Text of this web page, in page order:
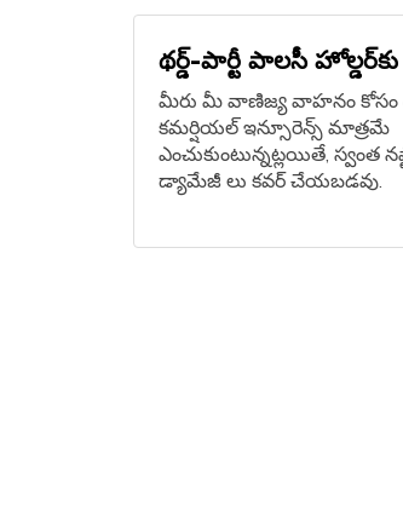
థర్డ్-పార్టీ పాలసీ
మీరు మీ వాణిజ్య వాహనం కోసం
కమర్షియల్ ఇన్సూరెన్స్ మాత్రమే
ఎంచుకుంటున్నట్లయితే, స్వంత
డ్యామేజీ లు కవర్ చేయబడవు.